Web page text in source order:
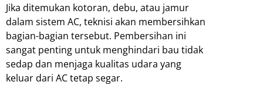
Jika ditemukan kotoran, debu, atau jamur
dalam sistem AC, teknisi akan membersihkan
bagian-bagian tersebut. Pembersihan ini
sangat penting untuk menghindari bau tidak
sedap dan menjaga kualitas udara yang
keluar dari AC tetap segar.